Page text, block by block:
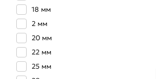
18 мм
2 мм
20 мм
22 мм
25 мм